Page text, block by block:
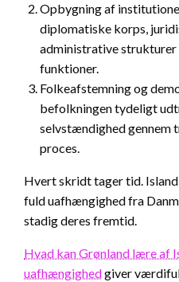
Opbygning af
diplomatiske korps,
administrative
funktioner.
Folkeafstemning og
befolkningen tydeligt
selvstændighed gennem
proces.
Hvert skridt tager tid.
fuld uafhængighed fra
stadig deres fremtid.
Hvad kan Grønland lære af
uafhængighedgiver